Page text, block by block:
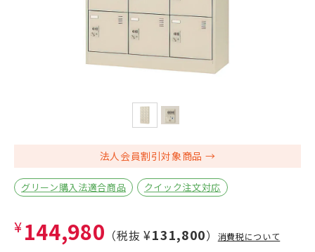
法人会員割引対象商品
グリーン購入法適合商品 クイック注文対応
¥144,980 （税抜 ¥131,800） 消費税について